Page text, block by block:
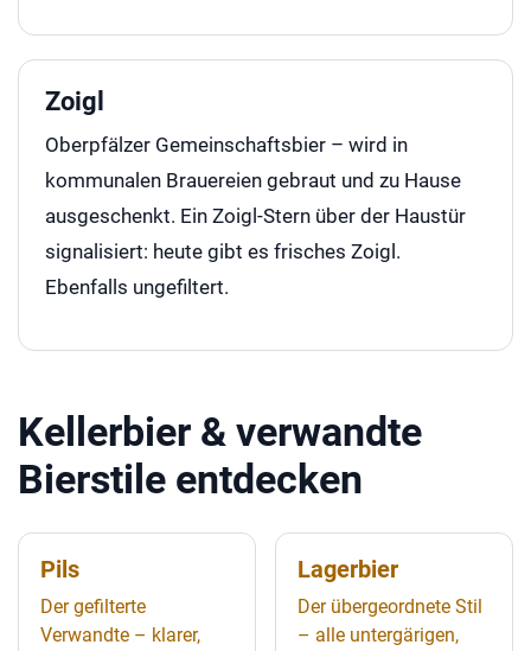
Zoigl
Oberpfälzer Gemeinschaftsbier – wird in
kommunalen Brauereien gebraut und zu Hause
ausgeschenkt. Ein Zoigl-Stern über der Haustür
signalisiert: heute gibt es frisches Zoigl.
Ebenfalls ungefiltert.
Kellerbier & verwandte
Bierstile entdecken
Pils
Der gefilterte
Verwandte – klarer,
Lagerbier
Der übergeordnete Stil
– alle untergärigen,